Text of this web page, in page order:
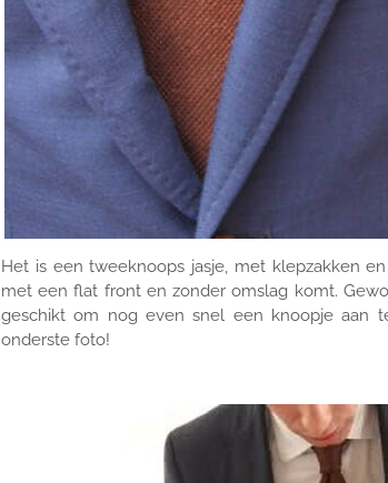
Het is een tweeknoops jasje, met klepzakken
met een flat front en zonder omslag komt.
geschikt om nog even snel een knoopje aan
onderste foto!